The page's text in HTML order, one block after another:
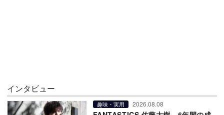
インタビュー
趣味・実用 2026.08.08